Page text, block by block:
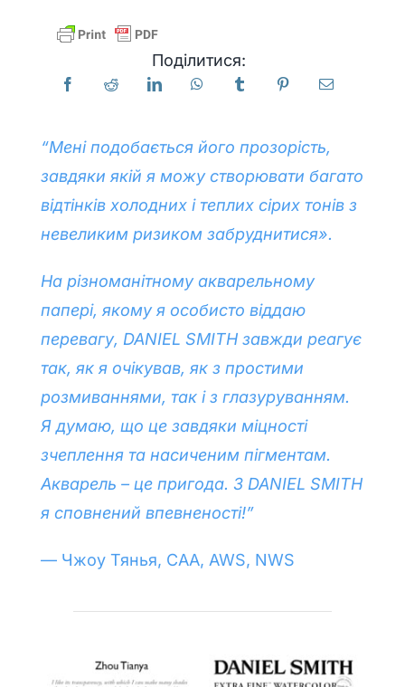
Продукти
Знайти роздрібного продавця
Зв'яжіться з нами
Підписатися
Поділитися:
“Мені подобається його прозорість,
завдяки якій я можу створювати багато
відтінків холодних і теплих сірих тонів з
невеликим ризиком забруднитися».
На різноманітному акварельному
папері, якому я особисто віддаю
перевагу, DANIEL SMITH завжди реагує
так, як я очікував, як з простими
розмиваннями, так і з глазуруванням.
Я думаю, що це завдяки міцності
зчеплення та насиченим пігментам.
Акварель – це пригода. З DANIEL SMITH
я сповнений впевненості!”
— Чжоу Тянья, CAA, AWS, NWS